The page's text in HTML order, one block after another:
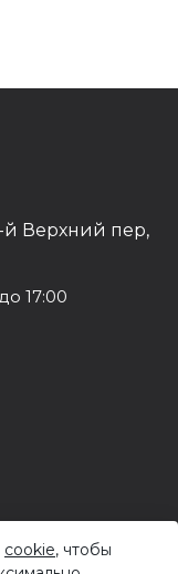
дверей и
й Верхний пер,
17:00
cookie, чтобы